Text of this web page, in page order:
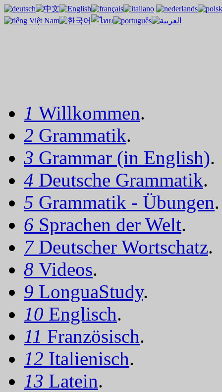
1 Willkommen.
2 Grammatik.
3 Grammar (in English).
4 Deutsche Grammatik.
5 Grammatik - Übungen.
6 Sprachen der Welt.
7 Deutscher Wortschatz.
8 Videos.
9 LonguaStudy.
10 Englisch.
11 Französisch.
12 Italienisch.
13 Latein.